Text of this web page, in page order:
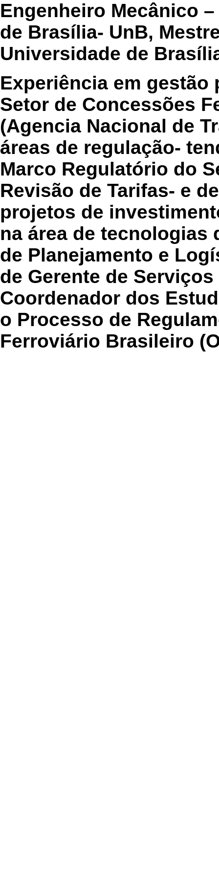
Engenheiro Mecânico
de Brasília- UnB,
Universidade de
Experiência em gestão
Setor de Concessões
(Agencia Nacional de
áreas de regulação-
Marco Regulatório do
Revisão de Tarifas- e
projetos de
na área de tecnologias
de Planejamento e
de Gerente de
Coordenador dos
o Processo de
Ferroviário Brasileiro